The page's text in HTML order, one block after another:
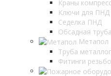
Краны
Ключи для ПНД
Седелка ПНД
Обсадная
Метапол
Труба
Фитинги